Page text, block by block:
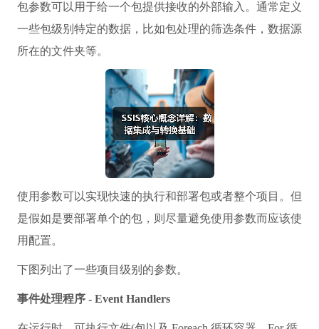
包参数可以用于给一个包提供接收的外部输入。通常定义
一些包级别特定的数据，比如包处理的筛选条件，数据源
所在的文件夹等。
使用参数可以实现快速的执行和部署包或者整个项目。但
是假如是要部署单个的包，则尽量避免使用参数而应该使
用配置。
下图列出了一些项目级别的参数。
事件处理程序 - Event Handlers